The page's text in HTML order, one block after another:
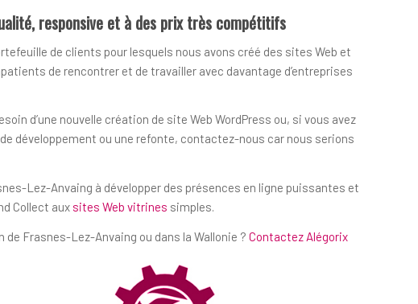
responsive et à des prix très compétitifs
de clients pour lesquels nous avons créé des sites Web et
de rencontrer et de travailler avec davantage d’entreprises
d’une nouvelle création de site Web WordPress ou, si vous avez
développement ou une refonte, contactez-nous car nous serions
Lez-Anvaing à développer des présences en ligne puissantes et
Collect aux sites Web vitrines simples.
Frasnes-Lez-Anvaing ou dans la Wallonie ? Contactez Alégorix